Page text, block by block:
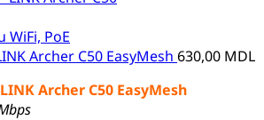
PoE
Archer C50 EasyMesh 630,00 MDL
Archer C50 EasyMesh